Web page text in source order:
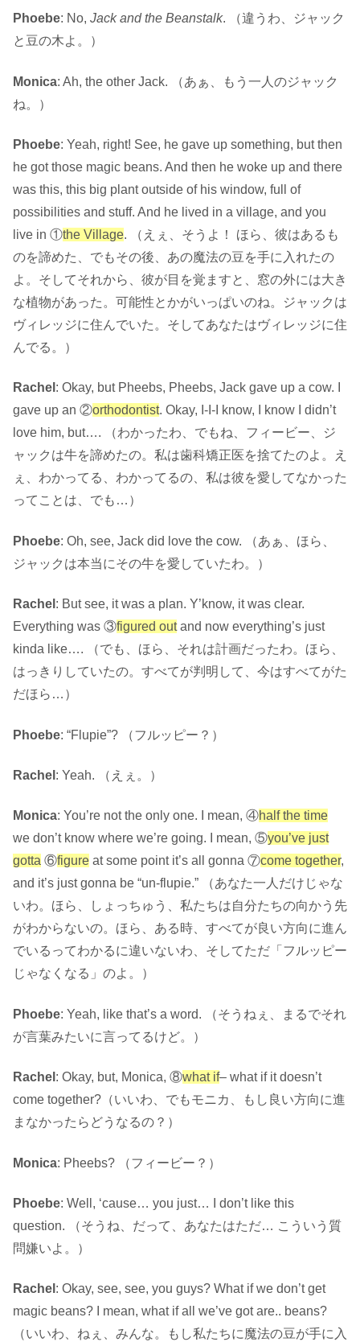
Phoebe: No, Jack and the Beanstalk. （違うわ、ジャック
と豆の木よ。）
Monica: Ah, the other Jack. （あぁ、もう一人のジャック
ね。）
Phoebe: Yeah, right! See, he gave up something, but then
he got those magic beans. And then he woke up and there
was this, this big plant outside of his window, full of
possibilities and stuff. And he lived in a village, and you
live in ①the Village. （えぇ、そうよ！ ほら、彼はあるも
のを諦めた、でもその後、あの魔法の豆を手に入れたの
よ。そしてそれから、彼が目を覚ますと、窓の外には大き
な植物があった。可能性とかがいっぱいのね。ジャックは
ヴィレッジに住んでいた。そしてあなたはヴィレッジに住
んでる。）
Rachel : Okay, but Pheebs, Pheebs, Jack gave up a cow. I
gave up an ②orthodontist. Okay, I-I-I know, I know I didn’t
love him, but…. （わかったわ、でもね、フィービー、ジ
ャックは牛を諦めたの。私は歯科矯正医を捨てたのよ。え
ぇ、わかってる、わかってるの、私は彼を愛してなかった
ってことは、でも…）
Phoebe: Oh, see, Jack did love the cow. （あぁ、ほら、
ジャックは本当にその牛を愛していたわ。）
Rachel : But see, it was a plan. Y’know, it was clear.
Everything was ③figured outand now everything’s just
kinda like…. （でも、ほら、それは計画だったわ。ほら、
はっきりしていたの。すべてが判明して、今はすべてがた
だほら…）
Phoebe: “Flupie”? （フルッピー？）
Rachel : Yeah. （えぇ。）
Monica: You’re not the only one. I mean, ④half the time
we don’t know where we’re going. I mean, ⑤you’ve just
gotta ⑥figure at some point it’s all gonna ⑦come together,
and it’s just gonna be “un-flupie.” （あなた一人だけじゃな
いわ。ほら、しょっちゅう、私たちは自分たちの向かう先
がわからないの。ほら、ある時、すべてが良い方向に進ん
でいるってわかるに違いないわ、そしてただ「フルッピー
じゃなくなる」のよ。）
Phoebe: Yeah, like that’s a word. （そうねぇ、まるでそれ
が言葉みたいに言ってるけど。）
Rachel : Okay, but, Monica, ⑧what if– what if it doesn’t
come together?（いいわ、でもモニカ、もし良い方向に進
まなかったらどうなるの？）
Monica: Pheebs? （フィービー？）
Phoebe: Well, ‘cause… you just… I don’t like this
question. （そうね、だって、あなたはただ… こういう質
問嫌いよ。）
Rachel : Okay, see, see, you guys? What if we don’t get
magic beans? I mean, what if all we’ve got are.. beans?
（いいわ、ねぇ、みんな。もし私たちに魔法の豆が手に入